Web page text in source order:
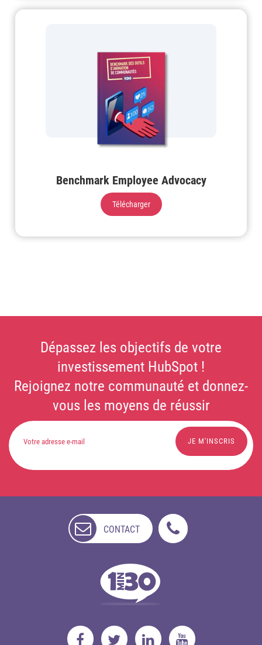
Benchmark Employee Advocacy
Télécharger
Dépassez les objectifs de votre
investissement HubSpot !
Rejoignez notre communauté et donnez-
vous les moyens de réussir
CONTACT
DISPONIBLE